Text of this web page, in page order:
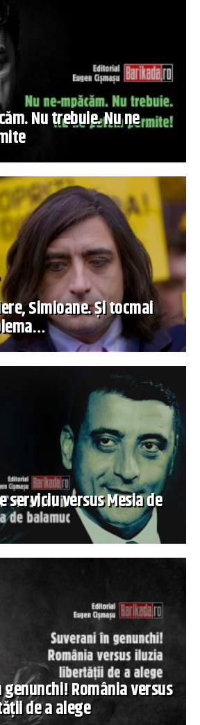
Nu trebuie. Nu ne
Simioane. Și tocmai
serviciu versus Mesia de
România versus
de a alege